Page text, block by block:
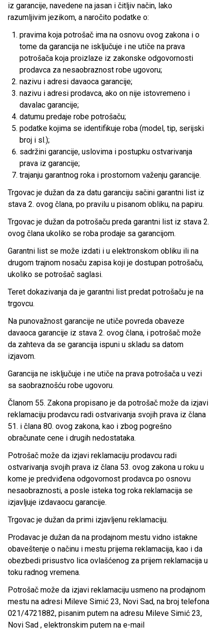
iz garancije, navedene na jasan i čitljiv način, lako
razumljivim jezikom, a naročito podatke o:
pravima koja potrošač ima na osnovu ovog zakona i o
tome da garancija ne isključuje i ne utiče na prava
potrošača koja proizlaze iz zakonske odgovornosti
prodavca za nesaobraznost robe ugovoru;
nazivu i adresi davaoca garancije;
nazivu i adresi prodavca, ako on nije istovremeno i
davalac garancije;
datumu predaje robe potrošaču;
podatke kojima se identifikuje roba (model, tip, serijski
broj i sl.);
sadržini garancije, uslovima i postupku ostvarivanja
prava iz garancije;
trajanju garantnog roka i prostornom važenju garancije.
Trgovac je dužan da za datu garanciju sačini garantni list iz
stava 2. ovog člana, po pravilu u pisanom obliku, na papiru.
Trgovac je dužan da potrošaču preda garantni list iz stava 2.
ovog člana ukoliko se roba prodaje sa garancijom.
Garantni list se može izdati i u elektronskom obliku ili na
drugom trajnom nosaču zapisa koji je dostupan potrošaču,
ukoliko se potrošač saglasi.
Teret dokazivanja da je garantni list predat potrošaču je na
trgovcu.
Na punovažnost garancije ne utiče povreda obaveze
davaoca garancije iz stava 2. ovog člana, i potrošač može
da zahteva da se garancija ispuni u skladu sa datom
izjavom.
Garancija ne isključuje i ne utiče na prava potrošača u vezi
sa saobraznošću robe ugovoru.
Članom 55. Zakona propisano je da potrošač može da izjavi
reklamaciju prodavcu radi ostvarivanja svojih prava iz člana
51. i člana 80. ovog zakona, kao i zbog pogrešno
obračunate cene i drugih nedostataka.
Potrošač može da izjavi reklamaciju prodavcu radi
ostvarivanja svojih prava iz člana 53. ovog zakona u roku u
kome je predviđena odgovornost prodavca po osnovu
nesaobraznosti, a posle isteka tog roka reklamacija se
izjavljuje izdavaocu garancije.
Trgovac je dužan da primi izjavljenu reklamaciju.
Prodavac je dužan da na prodajnom mestu vidno istakne
obaveštenje o načinu i mestu prijema reklamacija, kao i da
obezbedi prisustvo lica ovlašćenog za prijem reklamacija u
toku radnog vremena.
Potrošač može da izjavi reklamaciju usmeno na prodajnom
mestu na adresi Mileve Simić 23, Novi Sad, na broj telefona
021/4721882, pisanim putem na adresu Mileve Simić 23,
Novi Sad , elektronskim putem na e-mail